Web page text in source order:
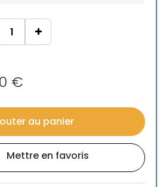
€
au panier
Mettre en favoris